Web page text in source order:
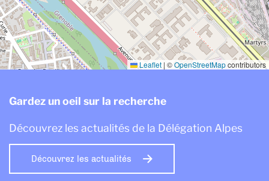
Leaflet | ©OpenStreetMapcontributors
Gardez un oeil sur la recherche
Découvrez les actualités de la Délégation Alpes
Découvrez les actualités